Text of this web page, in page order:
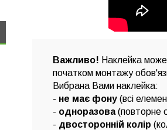
Важливо! Наклейка може
початком монтажу
Вибрана Вами наклейка:
- не має фону (всі
- одноразова(повторне
- двосторонній колір